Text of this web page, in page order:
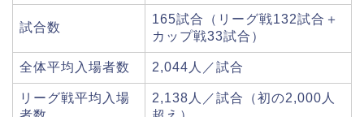
試合数
165試合（リーグ戦132試合＋
カップ戦33試合）
全体平均入場者数 2,044人／試合
リーグ戦平均入場
2,138人／試合（初の2,000人